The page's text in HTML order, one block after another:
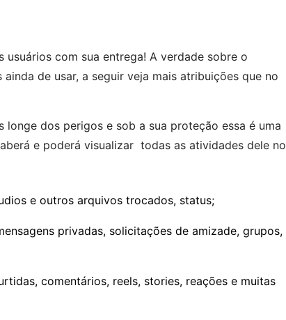
com sua entrega! A verdade sobre o
de usar, a seguir veja mais atribuições que no
dos perigos e sob a sua proteção essa é uma
e poderá visualizar todas as atividades dele no
e outros arquivos trocados, status;
privadas, solicitações de amizade, grupos,
comentários, reels, stories, reações e muitas